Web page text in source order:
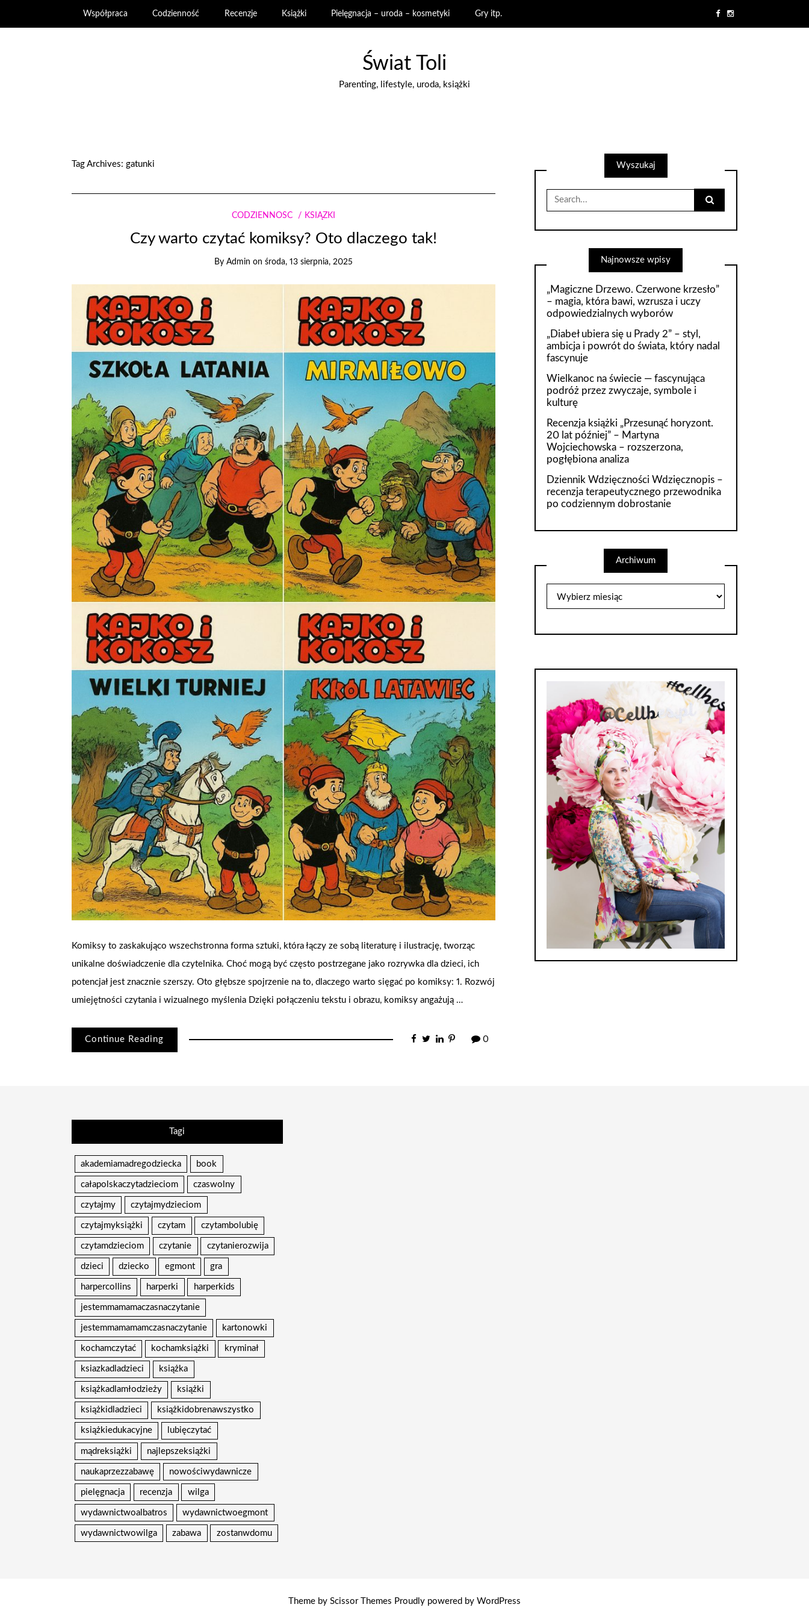
Współpraca Codzienność Recenzje Książki Pielęgnacja – uroda – kosmetyki Gry itp.
Świat Toli
Parenting, lifestyle, uroda, książki
Tag Archives: gatunki
CODZIENNOŚĆ KSIĄŻKI
Czy warto czytać komiksy? Oto dlaczego tak!
By Admin on środa, 13 sierpnia, 2025
Komiksy to zaskakująco wszechstronna forma sztuki, która łączy ze sobą literaturę i ilustrację, tworząc
unikalne doświadczenie dla czytelnika. Choć mogą być często postrzegane jako rozrywka dla dzieci, ich
potencjał jest znacznie szerszy. Oto głębsze spojrzenie na to, dlaczego warto sięgać po komiksy: 1. Rozwój
umiejętności czytania i wizualnego myślenia Dzięki połączeniu tekstu i obrazu, komiksy angażują …
Continue Reading 0
Wyszukaj
Search
for:
Najnowsze wpisy
„Magiczne Drzewo. Czerwone krzesło”
– magia, która bawi, wzrusza i uczy
odpowiedzialnych wyborów
„Diabeł ubiera się u Prady 2” – styl,
ambicja i powrót do świata, który nadal
fascynuje
Wielkanoc na świecie — fascynująca
podróż przez zwyczaje, symbole i
kulturę
Recenzja książki „Przesunąć horyzont.
20 lat później” – Martyna
Wojciechowska – rozszerzona,
pogłębiona analiza
Dziennik Wdzięczności Wdzięcznopis –
recenzja terapeutycznego przewodnika
po codziennym dobrostanie
Archiwum
Tagi
akademiamadregodziecka book
całapolskaczytadzieciom czaswolny
czytajmy czytajmydzieciom
czytajmyksiążki czytam czytambolubię
czytamdzieciom czytanie czytanierozwija
dzieci dziecko egmont gra
harpercollins harperki harperkids
jestemmamamaczasnaczytanie
jestemmamamamczasnaczytanie kartonowki
kochamczytać kochamksiążki kryminał
ksiazkadladzieci książka
książkadlamłodzieży książki
książkidladzieci książkidobrenawszystko
książkiedukacyjne lubięczytać
mądreksiążki najlepszeksiążki
naukaprzezzabawę nowościwydawnicze
pielęgnacja recenzja wilga
wydawnictwoalbatros wydawnictwoegmont
wydawnictwowilga zabawa zostanwdomu
Theme by Scissor Themes Proudly powered by WordPress